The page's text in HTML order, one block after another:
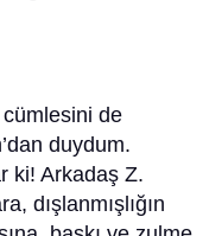
cümlesini de
duydum.
ki! Arkadaş Z.
dışlanmışlığın